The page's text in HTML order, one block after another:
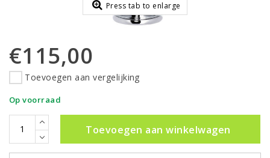
Press tab to enlarge
€115,00
Toevoegen aan vergelijking
Op voorraad
Toevoegen aan winkelwagen